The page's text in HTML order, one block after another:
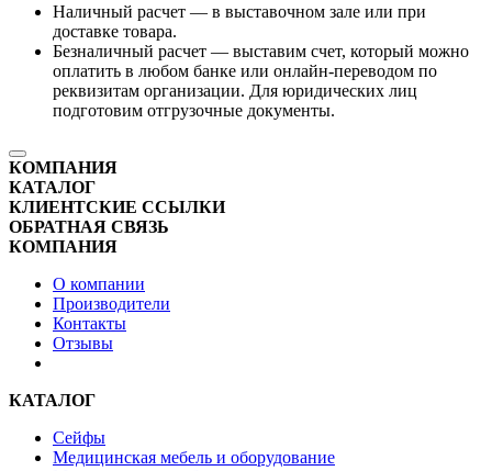
Наличный расчет — в выставочном зале или при
доставке товара.
Безналичный расчет — выставим счет, который можно
оплатить в любом банке или онлайн-переводом по
реквизитам организации. Для юридических лиц
подготовим отгрузочные документы.
КОМПАНИЯ
КАТАЛОГ
КЛИЕНТСКИЕ ССЫЛКИ
ОБРАТНАЯ СВЯЗЬ
КОМПАНИЯ
О компании
Производители
Контакты
Отзывы
КАТАЛОГ
Сейфы
Медицинская мебель и оборудование